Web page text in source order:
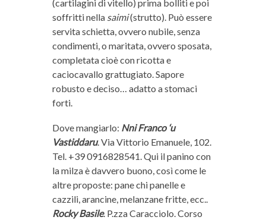
(cartilagini di vitello) prima bolliti e poi
soffritti nella saimi(strutto). Può essere
servita schietta, ovvero nubile, senza
condimenti, o maritata, ovvero sposata,
completata cioè con ricotta e
caciocavallo grattugiato. Sapore
robusto e deciso… adatto a stomaci
forti.
Dove mangiarlo: NniFranco ‘u
Vastiddaru. Via Vittorio Emanuele, 102.
Tel. +39 0916828541. Qui il panino con
la milza è davvero buono, così come le
altre proposte: pane chi panelle e
cazzili, arancine, melanzane fritte, ecc..
Rocky Basile. P.zza Caracciolo. Corso